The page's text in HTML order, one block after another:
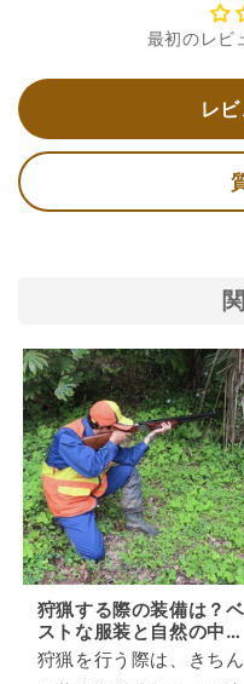
最初のレビ
レ
狩猟する際の装備は？ベ
ストな服装と自然の中で
役に立つアイテムを紹介
狩猟を行う際は、きちん